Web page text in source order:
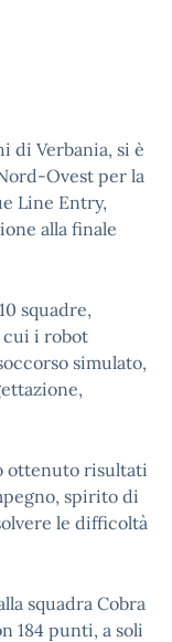
di Verbania, si è
Ovest per la
Line Entry,
alla finale
squadre,
cui i robot
simulato,
ottenuto risultati
spirito di
le difficoltà
squadra Cobra
184 punti, a soli